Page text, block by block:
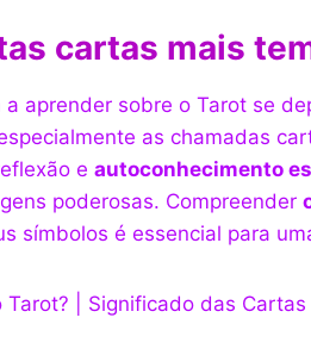
cartas mais
aprender sobre o Tarot se
as chamadas
e autoconhecimento
poderosas. Compreender
símbolos é essencial para